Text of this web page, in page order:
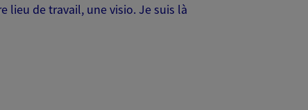
lieu de travail, une visio. Je suis là